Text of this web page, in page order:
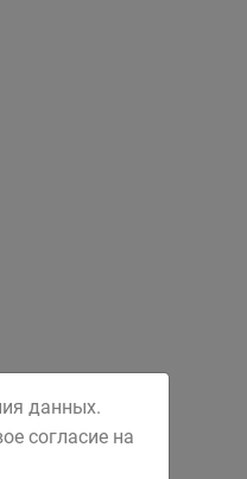
данных.
согласие на